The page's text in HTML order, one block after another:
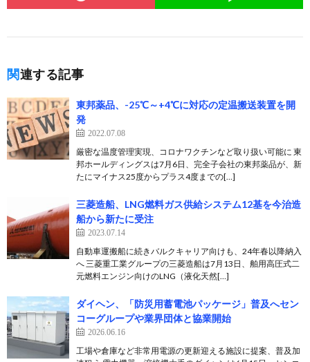
関連する記事
東邦薬品、-25℃～+4℃に対応の定温搬送装置を開
発
2022.07.08
厳密な温度管理実現、コロナワクチンなど取り扱い可能に 東
邦ホールディングスは7月6日、完全子会社の東邦薬品が、新
たにマイナス25度からプラス4度までの[…]
三菱造船、LNG燃料ガス供給システム12基を今治造
船から新たに受注
2023.07.14
自動車運搬船に続きバルクキャリア向けも、24年春以降納入
へ 三菱重工業グループの三菱造船は7月13日、舶用高圧式二
元燃料エンジン向けのLNG（液化天然[…]
ダイヘン、「防災用蓄電池パッケージ」普及へセン
コーグループや業界団体と協業開始
2026.06.16
工場や倉庫など非常用電源の更新迎える施設に提案、普及加